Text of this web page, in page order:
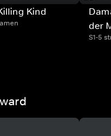
Kind
der
S1-5